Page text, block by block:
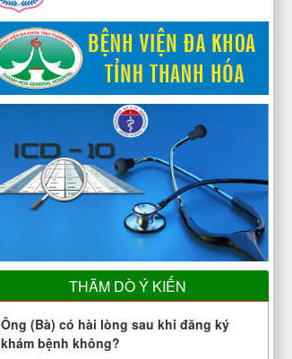
THĂM DÒ Ý KIẾN
Ông (Bà) có hài lòng sau khi đăng ký
khám bệnh không?